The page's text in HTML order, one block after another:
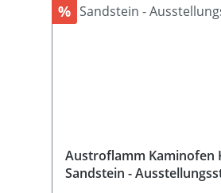
Rabatt
%
Austroflamm Kaminofen
Sandstein -